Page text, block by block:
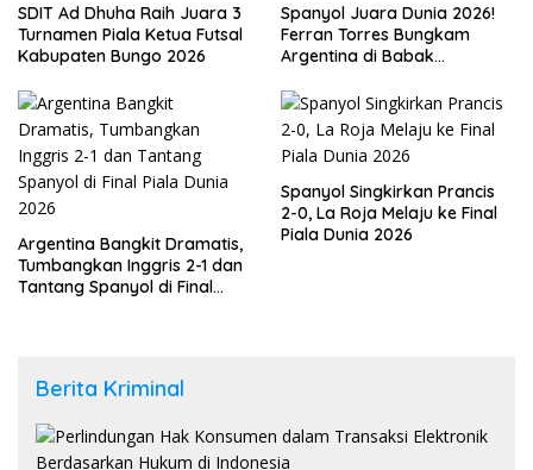
SDIT Ad Dhuha Raih Juara 3
Turnamen Piala Ketua Futsal
Kabupaten Bungo 2026
Spanyol Juara Dunia 2026!
Ferran Torres Bungkam
Argentina di Babak
Argentina Bangkit Dramatis,
Tumbangkan Inggris 2-1 dan
Tantang Spanyol di Final
Spanyol Singkirkan Prancis
2-0, La Roja Melaju ke Final
Piala Dunia 2026
Berita Kriminal